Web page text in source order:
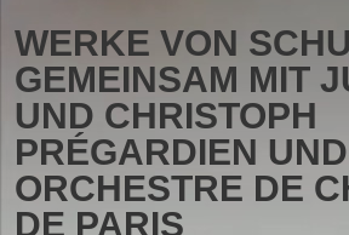
WERKE VON
GEMEINSAM MIT
UND CHRISTOPH
PRÉGARDIEN
ORCHESTRE DE
DE PARIS